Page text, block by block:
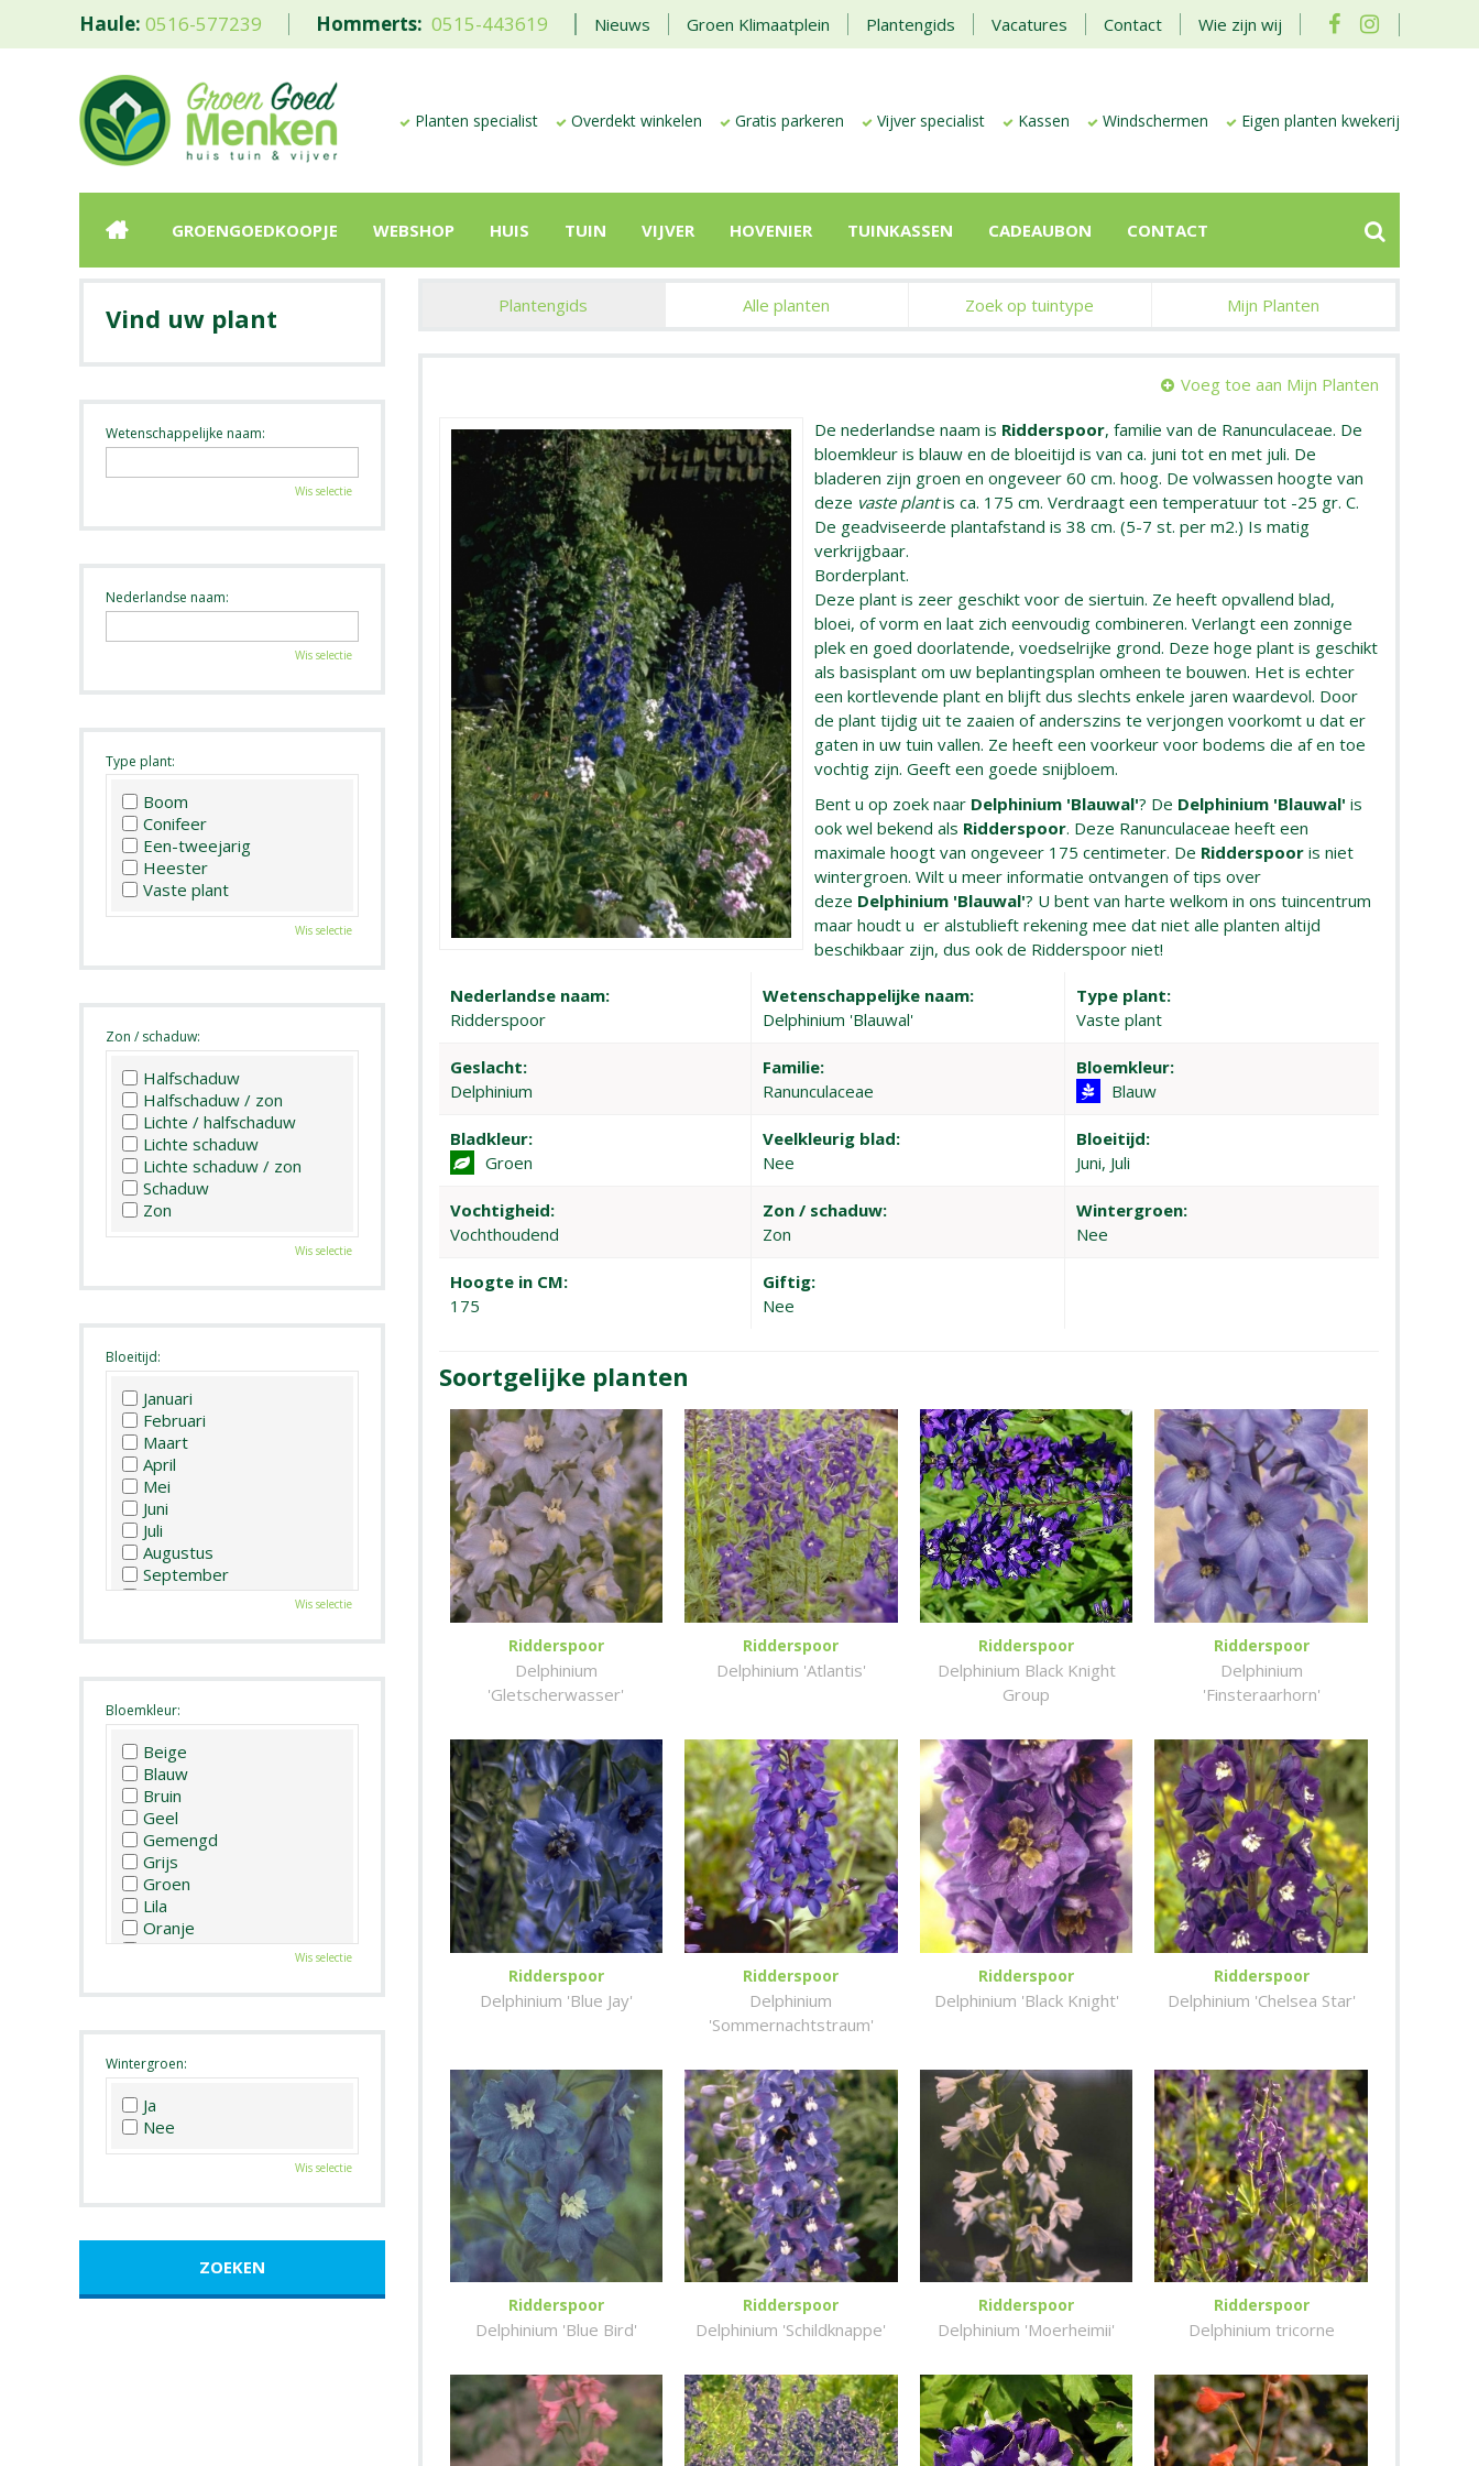
Haule: 0516-577239 Hommerts: 0515-443619 Nieuws Groen Klimaatplein Plantengids Vacatures Contact Wie zijn wij
Planten specialist Overdekt winkelen Gratis parkeren Vijver specialist Kassen Windschermen Eigen planten kwekerij
GROENGOEDKOOPJE WEBSHOP HUIS TUIN VIJVER HOVENIER TUINKASSEN CADEAUBON CONTACT
Plantengids Alle planten Zoek op tuintype Mijn Planten
Voeg toe aan Mijn Planten
De nederlandse naam is Ridderspoor, familie van de Ranunculaceae. De
bloemkleur is blauw en de bloeitijd is van ca. juni tot en met juli. De
bladeren zijn groen en ongeveer 60 cm. hoog. De volwassen hoogte van
deze vaste plantis ca. 175 cm. Verdraagt een temperatuur tot -25 gr. C.
De geadviseerde plantafstand is 38 cm. (5-7 st. per m2.) Is matig
verkrijgbaar.
Borderplant.
Deze plant is zeer geschikt voor de siertuin. Ze heeft opvallend blad,
bloei, of vorm en laat zich eenvoudig combineren. Verlangt een zonnige
plek en goed doorlatende, voedselrijke grond. Deze hoge plant is geschikt
als basisplant om uw beplantingsplan omheen te bouwen. Het is echter
een kortlevende plant en blijft dus slechts enkele jaren waardevol. Door
de plant tijdig uit te zaaien of anderszins te verjongen voorkomt u dat er
gaten in uw tuin vallen. Ze heeft een voorkeur voor bodems die af en toe
vochtig zijn. Geeft een goede snijbloem.
Bent u op zoek naar Delphinium 'Blauwal'? De Delphinium 'Blauwal' is
ook wel bekend als Ridderspoor. Deze Ranunculaceae heeft een
maximale hoogt van ongeveer 175 centimeter. De Ridderspooris niet
wintergroen. Wilt u meer informatie ontvangen of tips over
deze Delphinium 'Blauwal'? U bent van harte welkom in ons tuincentrum
maar houdt u er alstublieft rekening mee dat niet alle planten altijd
beschikbaar zijn, dus ook de Ridderspoor niet!
Nederlandse naam:
Ridderspoor
Wetenschappelijke naam:
Delphinium 'Blauwal'
Type plant:
Vaste plant
Geslacht:
Delphinium
Familie:
Ranunculaceae
Bloemkleur:
Blauw
Bladkleur:
Groen
Veelkleurig blad:
Nee
Bloeitijd:
Juni, Juli
Vochtigheid:
Vochthoudend
Zon / schaduw:
Zon
Wintergroen:
Nee
Hoogte in CM:
175
Giftig:
Nee
Soortgelijke planten
Ridderspoor
Delphinium
'Gletscherwasser'
Ridderspoor
Delphinium 'Atlantis'
Ridderspoor
Delphinium Black Knight
Group
Ridderspoor
Delphinium
'Finsteraarhorn'
Ridderspoor
Delphinium 'Blue Jay'
Ridderspoor
Delphinium
'Sommernachtstraum'
Ridderspoor
Delphinium 'Black Knight'
Ridderspoor
Delphinium 'Chelsea Star'
Ridderspoor
Delphinium 'Blue Bird'
Ridderspoor
Delphinium 'Schildknappe'
Ridderspoor
Delphinium 'Moerheimii'
Ridderspoor
Delphinium tricorne
Vind uw plant
Wetenschappelijke naam:
Wis selectie
Nederlandse naam:
Wis selectie
Type plant:
Boom
Conifeer
Een-tweejarig
Heester
Vaste plant
Wis selectie
Zon / schaduw:
Halfschaduw
Halfschaduw / zon
Lichte / halfschaduw
Lichte schaduw
Lichte schaduw / zon
Schaduw
Zon
Wis selectie
Bloeitijd:
Januari
Februari
Maart
April
Mei
Juni
Juli
Augustus
September
Oktober
Wis selectie
Bloemkleur:
Beige
Blauw
Bruin
Geel
Gemengd
Grijs
Groen
Lila
Oranje
Paars
Wis selectie
Wintergroen:
Ja
Nee
Wis selectie